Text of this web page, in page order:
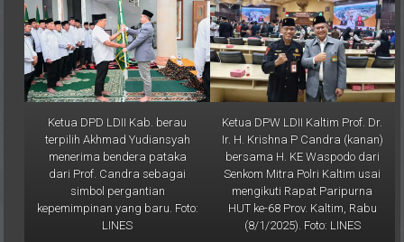
Ketua DPD LDII Kab. berau
terpilih Akhmad Yudiansyah
menerima bendera pataka
dari Prof. Candra sebagai
simbol pergantian
kepemimpinan yang baru. Foto:
LINES
Ketua DPW LDII Kaltim Prof. Dr.
Ir. H. Krishna P Candra (kanan)
bersama H. KE Waspodo dari
Senkom Mitra Polri Kaltim usai
mengikuti Rapat Paripurna
HUT ke-68 Prov. Kaltim, Rabu
(8/1/2025). Foto: LINES